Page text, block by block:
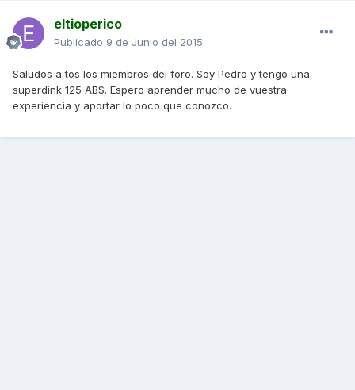
eltioperico
Publicado 9 de Junio del 2015
Saludos a tos los miembros del foro. Soy Pedro y tengo una
superdink 125 ABS. Espero aprender mucho de vuestra
experiencia y aportar lo poco que conozco.